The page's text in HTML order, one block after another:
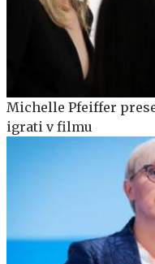
Michelle Pfeiffer
igrati v filmu